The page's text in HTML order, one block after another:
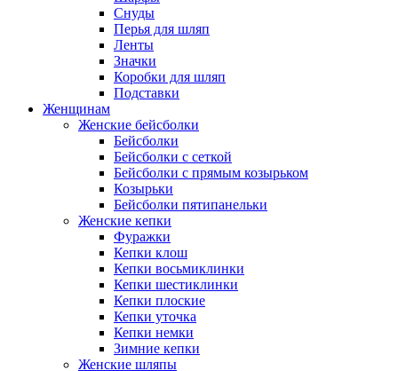
Снуды
Перья для шляп
Ленты
Значки
Коробки для шляп
Подставки
Женщинам
Женские бейсболки
Бейсболки
Бейсболки с сеткой
Бейсболки с прямым козырьком
Козырьки
Бейсболки пятипанельки
Женские кепки
Фуражки
Кепки клош
Кепки восьмиклинки
Кепки шестиклинки
Кепки плоские
Кепки уточка
Кепки немки
Зимние кепки
Женские шляпы